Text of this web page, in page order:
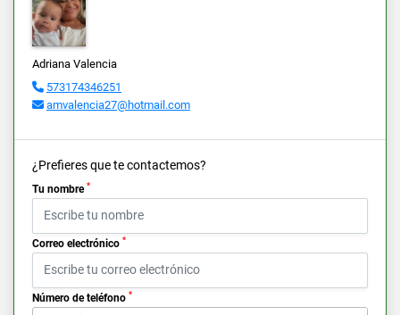
Adriana Valencia
573174346251
amvalencia27@hotmail.com
¿Prefieres que te contactemos?
Tu nombre *
Correo electrónico *
Número de teléfono *